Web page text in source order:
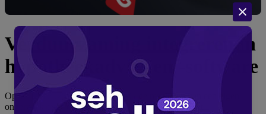
Verduurzaming integreren in
hypotheekadvies en -software
Op17 juni 2025 publiceerde NHG
de resultaten van een eigen
onderzoek over verduurzaming als onderdeel van het